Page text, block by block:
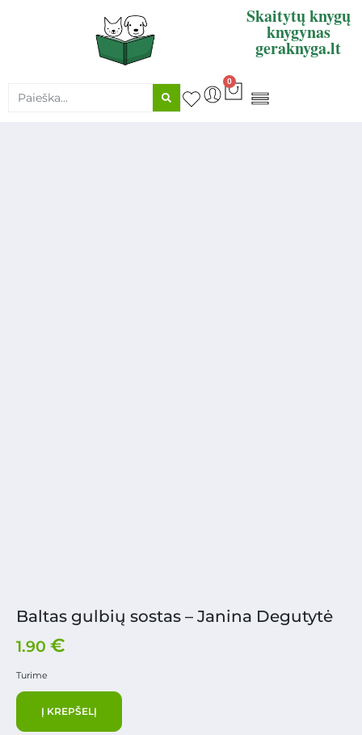
Skaitytų knygų
knygynas
geraknyga.lt
0
Baltas gulbių sostas – Janina Degutytė
1.90 €
Turime
Į KREPŠELĮ